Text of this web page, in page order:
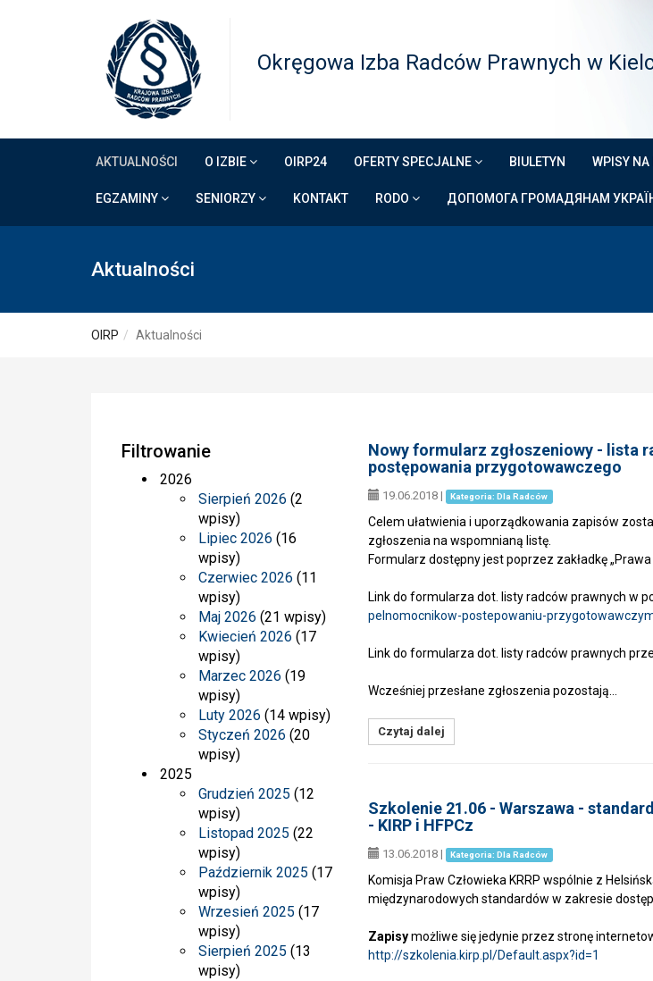
Okręgowa Izba Radców Prawnych w
AKTUALNOŚCI O IZBIE OIRP24 OFERTY SPECJALNE BIULETYN WPISY NA
EGZAMINY SENIORZY KONTAKT RODO ДОПОМОГА ГРОМАДЯНАМ УКРАЇНИ /
Aktualności
OIRP Aktualności
Filtrowanie
2026
Sierpień 2026 (2
wpisy)
Lipiec 2026 (16
wpisy)
Czerwiec 2026 (11
wpisy)
Maj 2026 (21 wpisy)
Kwiecień 2026 (17
wpisy)
Marzec 2026 (19
wpisy)
Luty 2026 (14 wpisy)
Styczeń 2026 (20
wpisy)
2025
Grudzień 2025 (12
wpisy)
Listopad 2025 (22
wpisy)
Październik 2025 (17
wpisy)
Wrzesień 2025 (17
wpisy)
Sierpień 2025 (13
wpisy)
Nowy formularz zgłoszeniowy - lista
postępowania przygotowawczego
19.06.2018 | Kategoria: Dla Radców
Celem ułatwienia i uporządkowania zapisów
zgłoszenia na wspomnianą listę.
Formularz dostępny jest poprzez zakładkę
Link do formularza dot. listy radców prawnych w
pelnomocnikow-postepowaniu-
Link do formularza dot. listy radców prawnych
Wcześniej przesłane zgłoszenia pozostają…
Czytaj dalej
Szkolenie 21.06 - Warszawa -
- KIRP i HFPCz
13.06.2018 | Kategoria: Dla Radców
Komisja Praw Człowieka KRRP wspólnie z
międzynarodowych standardów w zakresie
Zapisymożliwe się jedynie przez stronę
http://szkolenia.kirp.pl/Default.aspx?id=1